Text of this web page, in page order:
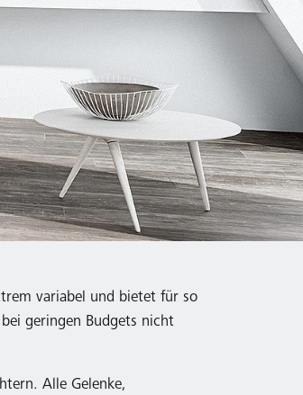
variabel und bietet für so
geringen Budgets nicht
Alle Gelenke,